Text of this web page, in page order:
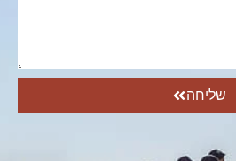
שליחה